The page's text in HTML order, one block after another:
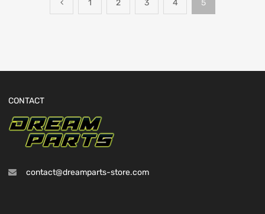
1 2 3 4 5
CONTACT
contact@dreamparts-store.com